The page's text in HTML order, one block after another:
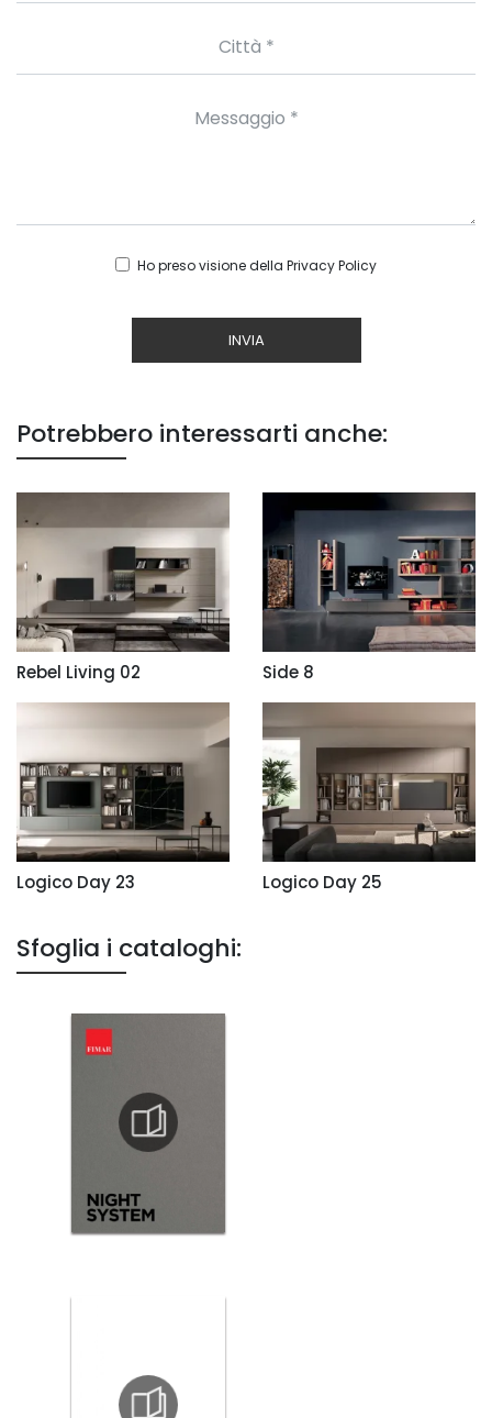
Ho preso visione della Privacy Policy
INVIA
Potrebbero interessarti anche:
Rebel Living 02 Side 8
Logico Day 23 Logico Day 25
Sfoglia i cataloghi: